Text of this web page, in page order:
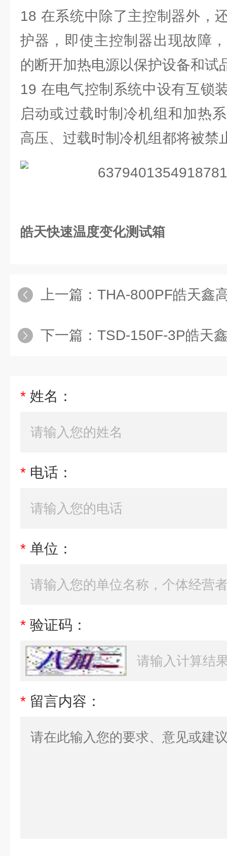
18 在系统中除了主控制器外，
护器，即使主控制器出现故障
的断开加热电源以保护设备和试
19 在电气控制系统中设有互锁
启动或过载时制冷机组和加热
高压、过载时制冷机组都将被禁
皓天快速温度变化测试箱
上一篇： THA-800PF皓天鑫高低温
下一篇： TSD-150F-3P皓天鑫冷
* 姓名：
* 电话：
* 单位：
* 验证码：
* 留言内容：